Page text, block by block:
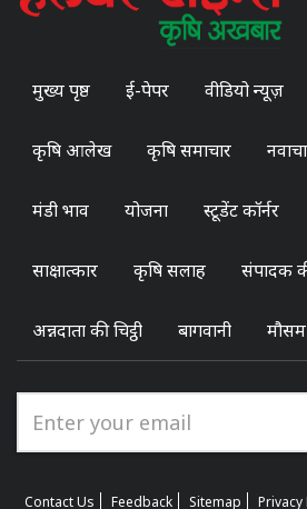
मुख्य पृष्ठ ई-पेपर वीडियो न्यूज़
कृषि आलेख कृषि समाचार
मंडी भाव योजना स्टूडेंट कॉर्नर
साक्षात्कार कृषि सलाह संपादक
अन्नदाता की चिट्ठी बागवानी मौसम
Contact Us Feedback Sitemap Privacy